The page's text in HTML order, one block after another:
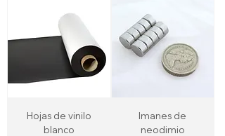
Hojas de vinilo
blanco
Imanes de
neodimio